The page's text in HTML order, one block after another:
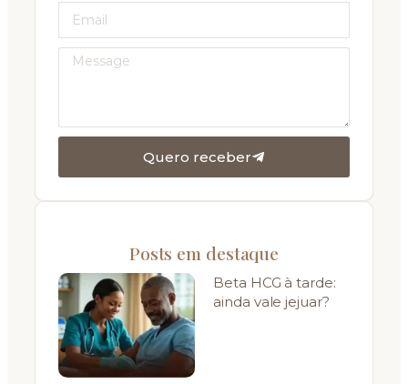
Quero receber
Posts em destaque
Beta HCG à tarde:
ainda vale jejuar?